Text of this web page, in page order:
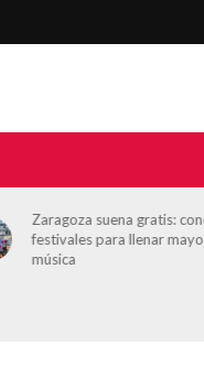
Zaragoza suena gratis:
festivales para llenar
música